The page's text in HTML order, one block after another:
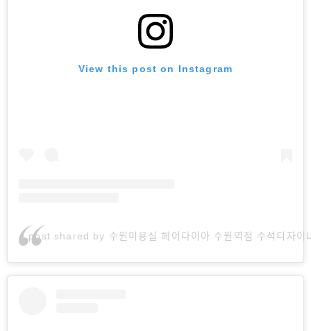
View this post on Instagram
A post shared by 수원미용실 헤어다이아 수원역점 수석디자